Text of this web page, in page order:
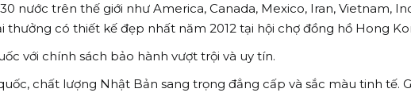
nước trên thế giới như America, Canada, Mexico, Iran, Vietnam,
thưởng có thiết kế đẹp nhất năm 2012 tại hội chợ đồng hồ Hong
với chính sách bảo hành vượt trội và uy tín.
chất lượng Nhật Bản sang trọng đẳng cấp và sắc màu tinh tế.